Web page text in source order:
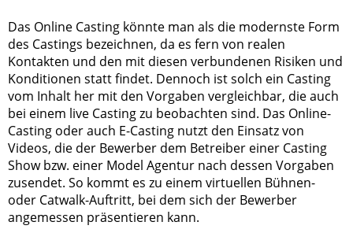
Das Online Casting könnte man als die modernste Form
des Castings bezeichnen, da es fern von realen
Kontakten und den mit diesen verbundenen Risiken und
Konditionen statt findet. Dennoch ist solch ein Casting
vom Inhalt her mit den Vorgaben vergleichbar, die auch
bei einem live Casting zu beobachten sind. Das Online-
Casting oder auch E-Casting nutzt den Einsatz von
Videos, die der Bewerber dem Betreiber einer Casting
Show bzw. einer Model Agentur nach dessen Vorgaben
zusendet. So kommt es zu einem virtuellen Bühnen-
oder Catwalk-Auftritt, bei dem sich der Bewerber
angemessen präsentieren kann.